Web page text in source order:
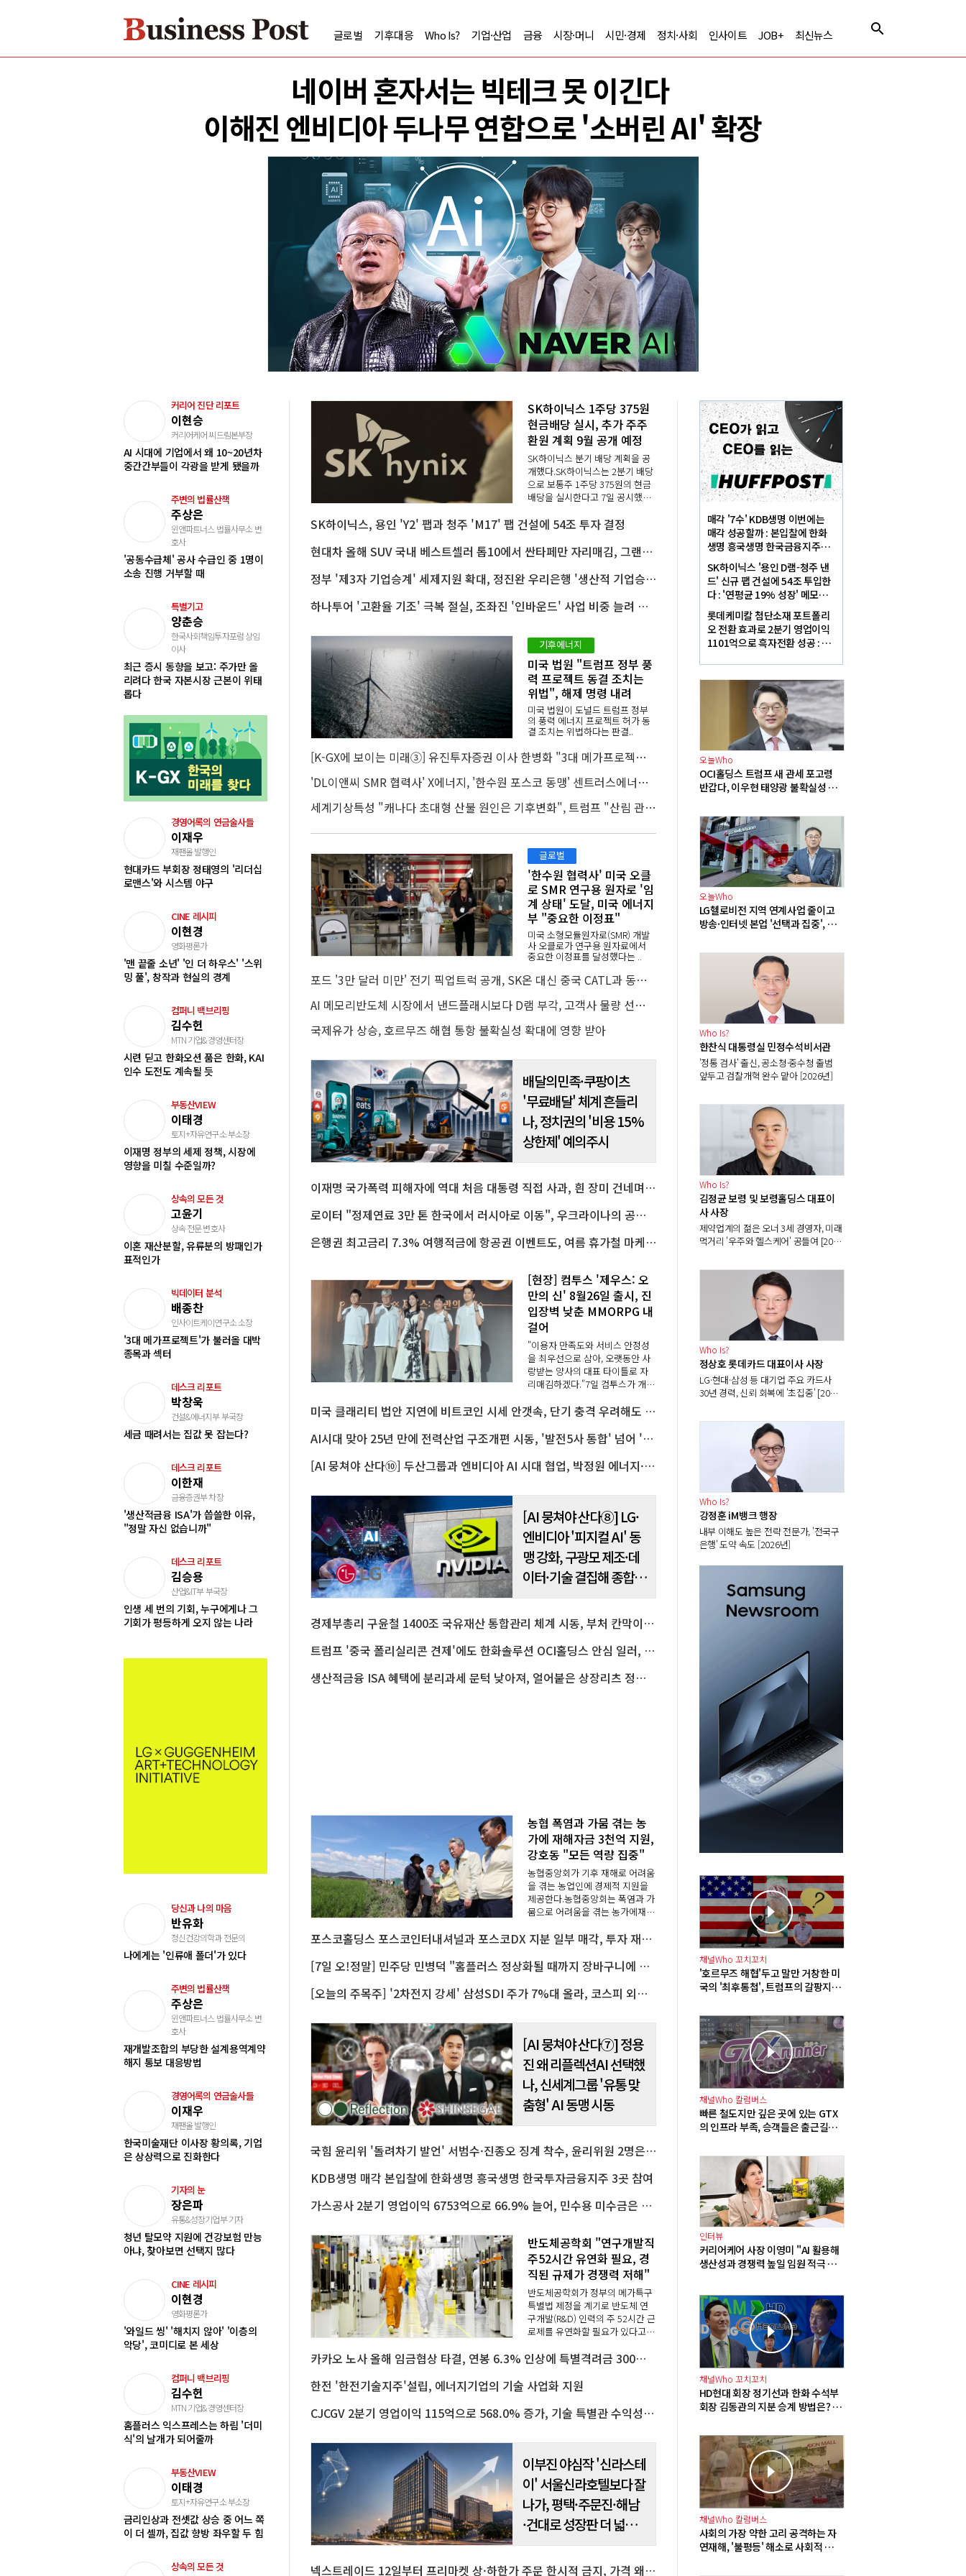
글로벌 기후대응 Who Is? 기업·산업 금융 시장·머니 시민·경제 정치·사회 인사이트 JOB+ 최신뉴스
네이버 혼자서는 빅테크 못 이긴다
이해진 엔비디아 두나무 연합으로 '소버린 AI' 확장
커리어 진단 리포트
이현승
커리어케어 씨드림본부장
AI 시대에 기업에서 왜 10~20년차
중간간부들이 각광을 받게 됐을까
주변의 법률산책
주상은
윈앤파트너스 법률사무소 변
호사
'공동수급체' 공사 수급인 중 1명이
소송 진행 거부할 때
특별기고
양춘승
한국사회책임투자포럼 상임
이사
최근 증시 동향을 보고: 주가만 올
리려다 한국 자본시장 근본이 위태
롭다
경영어록의 연금술사들
이재우
재팬올 발행인
현대카드 부회장 정태영의 '리더십
로맨스'와 시스템 야구
CINE 레시피
이현경
영화평론가
'맨 끝줄 소년' '인 더 하우스' '스위
밍 풀', 창작과 현실의 경계
컴퍼니 백브리핑
김수헌
MTN 기업&경영센터장
시련 딛고 한화오션 품은 한화, KAI
인수 도전도 계속될 듯
부동산VIEW
이태경
토지+자유연구소 부소장
이재명 정부의 세제 정책, 시장에
영향을 미칠 수준일까?
상속의 모든 것
고윤기
상속 전문 변호사
이혼 재산분할, 유류분의 방패인가
표적인가
빅데이터 분석
배종찬
인사이트케이연구소 소장
'3대 메가프로젝트'가 불러올 대박
종목과 섹터
데스크 리포트
박창욱
건설&에너지부 부국장
세금 때려서는 집값 못 잡는다?
데스크 리포트
이한재
금융증권부 차장
'생산적금융 ISA'가 씁쓸한 이유,
"정말 자신 없습니까"
데스크 리포트
김승용
산업&IT부 부국장
인생 세 번의 기회, 누구에게나 그
기회가 평등하게 오지 않는 나라
당신과 나의 마음
반유화
정신건강의학과 전문의
나에게는 '인류애 폴더'가 있다
주변의 법률산책
주상은
윈앤파트너스 법률사무소 변
호사
재개발조합의 부당한 설계용역계약
해지 통보 대응방법
경영어록의 연금술사들
이재우
재팬올 발행인
한국미술재단 이사장 황의록, 기업
은 상상력으로 진화한다
기자의 눈
장은파
유통&성장기업부 기자
청년 탈모약 지원에 건강보험 만능
아냐, 찾아보면 선택지 많다
CINE 레시피
이현경
영화평론가
'와일드 씽' '해치지 않아' '이층의
악당', 코미디로 본 세상
컴퍼니 백브리핑
김수헌
MTN 기업&경영센터장
홈플러스 익스프레스는 하림 '더미
식'의 날개가 되어줄까
부동산VIEW
이태경
토지+자유연구소 부소장
금리인상과 전셋값 상승 중 어느 쪽
이 더 셀까, 집값 향방 좌우할 두 힘
상속의 모든 것
SK하이닉스 1주당 375원
현금배당 실시, 추가 주주
환원 계획 9월 공개 예정
SK하이닉스 분기 배당 계획을 공
개했다.SK하이닉스는 2분기 배당
으로 보통주 1주당 375원의 현금
배당을 실시한다고 7일 공시했다.
1750원으로,시가배당률은 보통주
배당금은 배당 기준일로부터 ..
SK하이닉스, 용인 'Y2' 팹과 청주 'M17' 팹 건설에 54조 투자 결정
현대차 올해 SUV 국내 베스트셀러 톱10에서 싼타페만 자리매김, 그랜저·아반떼 '세단 쌍끌이'로 내수 방어
정부 '제3자 기업승계' 세제지원 확대, 정진완 우리은행 '생산적 기업승계' 지원 체계 힘 받는다
하나투어 '고환율 기조' 극복 절실, 조좌진 '인바운드' 사업 비중 늘려 답 찾는다
기후에너지
미국 법원 "트럼프 정부 풍
력 프로젝트 동결 조치는
위법", 해제 명령 내려
미국 법원이 도널드 트럼프 정부
의 풍력 에너지 프로젝트 허가 동
결 조치는 위법하다는 판결..
[K-GX에 보이는 미래③] 유진투자증권 이사 한병화 "3대 메가프로젝트 재생에너지만으로 충분, 원전 확충 근거 부족"
'DL이앤씨 SMR 협력사' X에너지, '한수원 포스코 동맹' 센트러스에너지와 우라늄 계약 체결
세계기상특성 "캐나다 초대형 산불 원인은 기후변화", 트럼프 "산림 관리 미흡" 주장에 반론
글로벌
'한수원 협력사' 미국 오클
로 SMR 연구용 원자로 '임
계 상태' 도달, 미국 에너지
부 "중요한 이정표"
미국 소형모듈원자로(SMR) 개발
사 오클로가 연구용 원자료에서
중요한 이정표를 달성했다는 ..
포드 '3만 달러 미만' 전기 픽업트럭 공개, SK온 대신 중국 CATL과 동맹 전략 시험대
AI 메모리반도체 시장에서 낸드플래시보다 D램 부각, 고객사 물량 선점 수요의 '우선순위'
국제유가 상승, 호르무즈 해협 통항 불확실성 확대에 영향 받아
배달의민족·쿠팡이츠
'무료배달' 체계 흔들리
나, 정치권의 '비용 15%
상한제' 예의주시
이재명 국가폭력 피해자에 역대 처음 대통령 직접 사과, 흰 장미 건네며 "책임엔 유효기간 없다"
로이터 "정제연료 3만 톤 한국에서 러시아로 이동", 우크라이나의 공격에 수요 늘어
은행권 최고금리 7.3% 여행적금에 항공권 이벤트도, 여름 휴가철 마케팅 경쟁 '활활'
[현장] 컴투스 '제우스: 오
만의 신' 8월26일 출시, 진
입장벽 낮춘 MMORPG 내
걸어
"이용자 만족도와 서비스 안정성
을 최우선으로 삼아, 오랫동안 사
랑받는 양사의 대표 타이틀로 자
리매김하겠다."7일 컴투스가 개최
문 스퀘어 서울에서 '제우스: 오만
의 신' 쇼케이스에서 박종혁 컴투
스 사업실..
미국 클래리티 법안 지연에 비트코인 시세 안갯속, 단기 충격 우려해도 성장 기대감은 여전
AI시대 맞아 25년 만에 전력산업 구조개편 시동, '발전5사 통합' 넘어 '한전 지주사' 재편론도
[AI 뭉쳐야 산다⑩] 두산그룹과 엔비디아 AI 시대 협업, 박정원 에너지·로보틱스·반도체 소재 아우르다
[AI 뭉쳐야 산다⑧] LG·
엔비디아 '피지컬 AI' 동
맹 강화, 구광모 제조·데
이터·기술 결집해 종합
로보틱스 기업으로
경제부총리 구윤철 1400조 국유재산 통합관리 체계 시동, 부처 칸막이 넘을 조정력 시험대
트럼프 '중국 폴리실리콘 견제'에도 한화솔루션 OCI홀딩스 안심 일러, 관세정책 뒤바뀔지 촉각
생산적금융 ISA 혜택에 분리과세 문턱 낮아져, 얼어붙은 상장리츠 정책 호재로 볕드나
농협 폭염과 가뭄 겪는 농
가에 재해자금 3천억 지원,
강호동 "모든 역량 집중"
농협중앙회가 기후 재해로 어려움
을 겪는 농업인에 경제적 지원을
제공한다.농협중앙회는 폭염과 가
뭄으로 어려움을 겪는 농가에재해
범농협 차원의 종합 지원대책을
추진한다고 7일 밝혔다.강호동 농
협중앙회장은 이날..
포스코홀딩스 포스코인터내셔널과 포스코DX 지분 일부 매각, 투자 재원 2조5천억 확보
[7일 오!정말] 민주당 민병덕 "홈플러스 정상화될 때까지 장바구니에 홈플러스 담아달라"
[오늘의 주목주] '2차전지 강세' 삼성SDI 주가 7%대 올라, 코스피 외국인 매도세에 6250선 약보합 마감
[AI 뭉쳐야 산다⑦] 정용
진 왜 리플렉션AI 선택했
나, 신세계그룹 '유통 맞
춤형' AI 동맹 시동
국힘 윤리위 '돌려차기 발언' 서범수·진종오 징계 착수, 윤리위원 2명은 사퇴
KDB생명 매각 본입찰에 한화생명 흥국생명 한국투자금융지주 3곳 참여
가스공사 2분기 영업이익 6753억으로 66.9% 늘어, 민수용 미수금은 13.5조
반도체공학회 "연구개발직
주52시간 유연화 필요, 경
직된 규제가 경쟁력 저해"
반도체공학회가 정부의 메가특구
특별법 제정을 계기로 반도체 연
구개발(R&D) 인력의 주 52시간 근
로제를 유연화할 필요가 있다고
간 규제가 국가 핵심 산업인 반도
돌이 되고 있다는 ..
카카오 노사 올해 임금협상 타결, 연봉 6.3% 인상에 특별격려금 300만 원
한전 '한전기술지주'설립, 에너지기업의 기술 사업화 지원
CJCGV 2분기 영업이익 115억으로 568.0% 증가, 기술 특별관 수익성 개선
이부진 야심작 '신라스테
이' 서울신라호텔보다 잘
나가, 평택·주문진·해남
·건대로 성장판 더 넓힌
다
넥스트레이드 12일부터 프리마켓 상·하한가 주문 한시적 금지, 가격 왜곡 논란 대응
매각 '7수' KDB생명 이번에는
매각 성공할까 : 본입찰에 한화
생명 흥국생명 한국금융지주가
최종 인수제안서 냈다
SK하이닉스 '용인 D램-청주 낸
드' 신규 팹 건설에 54조 투입한
다 : '연평균 19% 성장' 메모리
수요 대응해 AI 인프라 시장 핵
심플레이어로
롯데케미칼 첨단소재 포트폴리
오 전환 효과로 2분기 영업이익
1101억으로 흑자전환 성공 : 대
오늘Who
OCI홀딩스 트럼프 새 관세 포고령
반갑다, 이우현 태양광 불확실성 해
오늘Who
LG헬로비전 지역 연계사업 줄이고
방송·인터넷 본업 '선택과 집중', 송
Who Is?
한찬식 대통령실 민정수석비서관
'정통 검사' 출신, 공소청·중수청 출범
앞두고 검찰개혁 완수 맡아 [2026년]
Who Is?
김정균 보령 및 보령홀딩스 대표이
사 사장
제약업계의 젊은 오너 3세 경영자, 미래
먹거리 '우주와 헬스케어' 공들여 [2026
Who Is?
정상호 롯데카드 대표이사 사장
LG·현대·삼성 등 대기업 주요 카드사
30년 경력, 신뢰 회복에 '초집중' [2026
Who Is?
강정훈 iM뱅크 행장
내부 이해도 높은 전략 전문가, '전국구
은행' 도약 속도 [2026년]
채널Who 꼬치꼬치
'호르무즈 해협'두고 말만 거창한 미
국의 '최후통첩', 트럼프의 갈팡지팡
채널Who 칼럼버스
빠른 철도지만 깊은 곳에 있는 GTX
의 인프라 부족, 승객들은 출근길부
인터뷰
커리어케어 사장 이영미 "AI 활용해
생산성과 경쟁력 높일 임원 적극 영
채널Who 꼬치꼬치
HD현대 회장 정기선과 한화 수석부
회장 김동관의 지분 승계 방법은? 배
병
채널Who 칼럼버스
사회의 가장 약한 고리 공격하는 자
연재해, '불평등' 해소로 사회적 재